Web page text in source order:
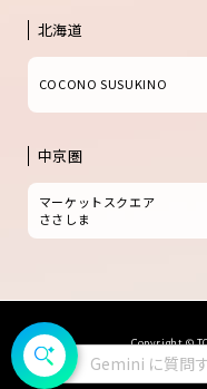
Gemini に質問
北海道
COCONO SUSUKINO
中京圏
マーケットスクエア
ささしま
Copyright ©